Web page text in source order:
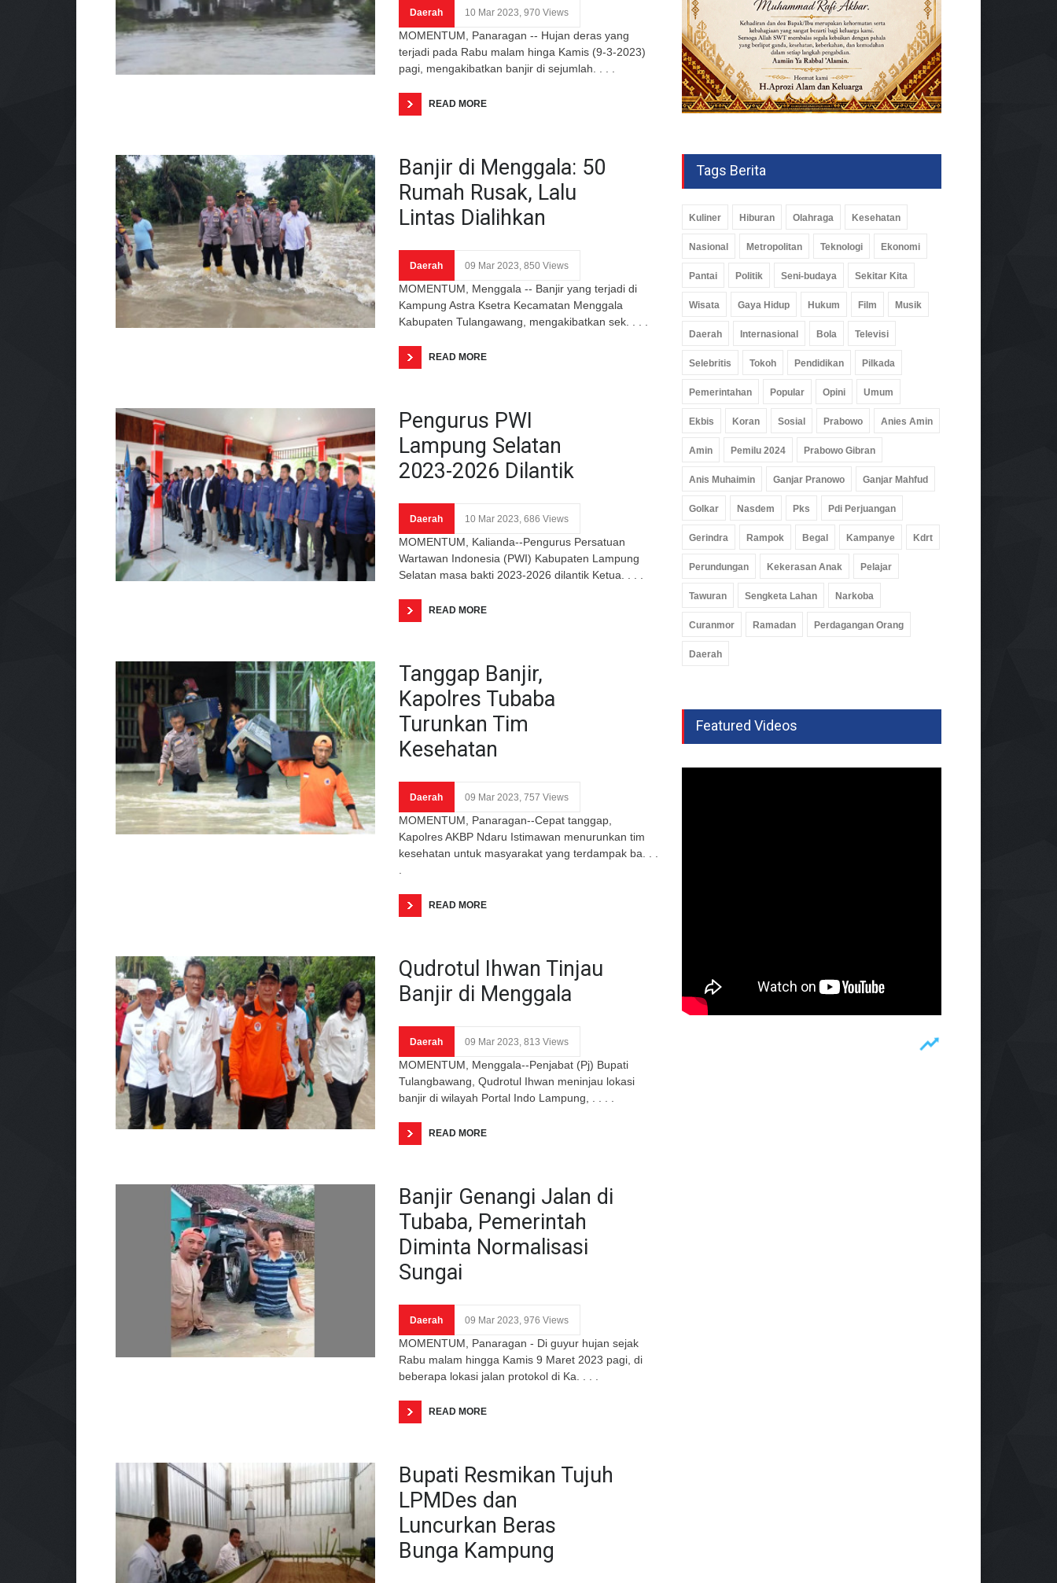
Daerah 10 Mar 2023, 970 Views
MOMENTUM, Panaragan -- Hujan deras yang
terjadi pada Rabu malam hinga Kamis (9-3-2023)
pagi, mengakibatkan banjir di sejumlah. . . .
READ MORE
Banjir di Menggala: 50
Rumah Rusak, Lalu
Lintas Dialihkan
Daerah 09 Mar 2023, 850 Views
MOMENTUM, Menggala -- Banjir yang terjadi di
Kampung Astra Ksetra Kecamatan Menggala
Kabupaten Tulangawang, mengakibatkan sek. . . .
READ MORE
Pengurus PWI
Lampung Selatan
2023-2026 Dilantik
Daerah 10 Mar 2023, 686 Views
MOMENTUM, Kalianda--Pengurus Persatuan
Wartawan Indonesia (PWI) Kabupaten Lampung
Selatan masa bakti 2023-2026 dilantik Ketua. . . .
READ MORE
Tanggap Banjir,
Kapolres Tubaba
Turunkan Tim
Kesehatan
Daerah 09 Mar 2023, 757 Views
MOMENTUM, Panaragan--Cepat tanggap,
Kapolres AKBP Ndaru Istimawan menurunkan tim
kesehatan untuk masyarakat yang terdampak ba. . .
READ MORE
Qudrotul Ihwan Tinjau
Banjir di Menggala
Daerah 09 Mar 2023, 813 Views
MOMENTUM, Menggala--Penjabat (Pj) Bupati
Tulangbawang, Qudrotul Ihwan meninjau lokasi
banjir di wilayah Portal Indo Lampung, . . . .
READ MORE
Banjir Genangi Jalan di
Tubaba, Pemerintah
Diminta Normalisasi
Sungai
Daerah 09 Mar 2023, 976 Views
MOMENTUM, Panaragan - Di guyur hujan sejak
Rabu malam hingga Kamis 9 Maret 2023 pagi, di
beberapa lokasi jalan protokol di Ka. . . .
READ MORE
Bupati Resmikan Tujuh
LPMDes dan
Luncurkan Beras
Bunga Kampung
Tags Berita
Kuliner Hiburan Olahraga Kesehatan
Nasional Metropolitan Teknologi Ekonomi
Pantai Politik Seni-budaya Sekitar Kita
Wisata Gaya Hidup Hukum Film Musik
Daerah Internasional Bola Televisi
Selebritis Tokoh Pendidikan Pilkada
Pemerintahan Popular Opini Umum
Ekbis Koran Sosial Prabowo Anies Amin
Amin Pemilu 2024 Prabowo Gibran
Anis Muhaimin Ganjar Pranowo Ganjar Mahfud
Golkar Nasdem Pks Pdi Perjuangan
Gerindra Rampok Begal Kampanye Kdrt
Perundungan Kekerasan Anak Pelajar
Tawuran Sengketa Lahan Narkoba
Curanmor Ramadan Perdagangan Orang
Daerah
Featured Videos